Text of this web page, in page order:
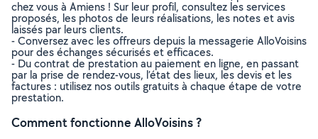
chez vous à Amiens ! Sur leur profil, consultez les services
proposés, les photos de leurs réalisations, les notes et avis
laissés par leurs clients.
- Conversez avec les offreurs depuis la messagerie AlloVoisins
pour des échanges sécurisés et efficaces.
- Du contrat de prestation au paiement en ligne, en passant
par la prise de rendez-vous, l’état des lieux, les devis et les
factures : utilisez nos outils gratuits à chaque étape de votre
prestation.
Comment fonctionne AlloVoisins ?